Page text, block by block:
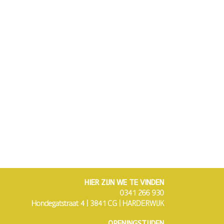
HIER ZIJN WE TE VINDEN
0341 266 930
Hondegatstraat 4 | 3841 CG | HARDERWIJK